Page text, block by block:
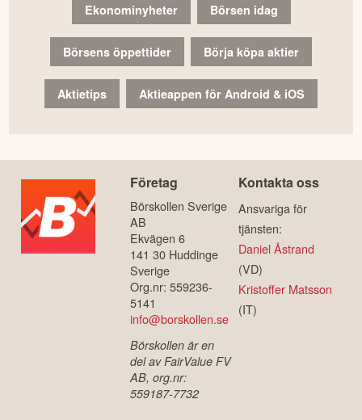
Ekonominyheter Börsen idag
Börsens öppettider Börja köpa aktier
Aktietips Aktieappen för Android & iOS
Företag
Börskollen Sverige
AB
Ekvägen 6
141 30 Huddinge
Sverige
Org.nr: 559236-
5141
info@borskollen.se
Börskollen är en
del av FairValue FV
AB, org.nr:
559187-7732
Kontakta oss
Ansvariga för
tjänsten:
Daniel Åstrand
(VD)
Kristoffer Matsson
(IT)